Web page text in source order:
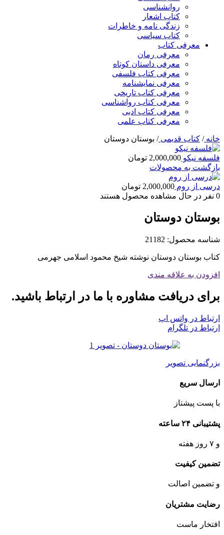
روانشناسی
کتاب اشعار
زندگی نامه و خاطرات
کتاب سیاسی
معرفی کتاب
معرفی رمان
معرفی داستان کوتاه
معرفی کتاب فلسفی
معرفی نمایشنامه
معرفی کتاب تاریخی
معرفی کتاب رواشناسی
معرفی کتاب ادبی
معرفی کتاب علمی
خانه/ کتاب قدیمی/ بوستان دوستان
فلسفه نیکو 2,000,000 تومان
بازگشت به محصولات
درسی از روم 2,000,000 تومان
0 نفر در حال مشاهده محصول هستند
بوستان دوستان
شناسه محصول: 21182
کتاب بوستان دوستان نوشته شیخ محمود اسلامی جهرمی
افزودن به علاقه مندی
برای دریافت مشاوره با ما در ارتباط باشید.
ارتباط در واتس اپ
ارتباط در تلگرام
بزرگنمایی تصویر
ارسال سریع
با پست پیشتاز
پشتیبانی ۲۴ ساعته
و ۷ روز هفته
تضمین کیفیت
و تضمین اصالت
رضایت مشتریان
افتخار ماست